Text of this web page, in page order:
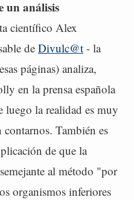
un análisis
científico Alex
deDivulc@t - la
páginas) analiza,
en la prensa española
luego la realidad es muy
contarnos. También es
de que la
al método "por
organismos inferiores